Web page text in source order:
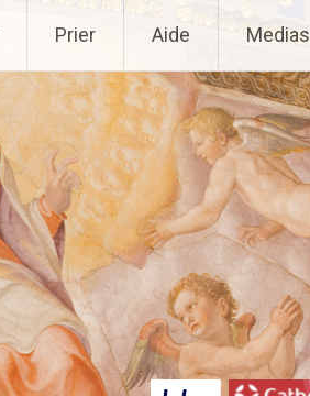
Prier Aide Medias